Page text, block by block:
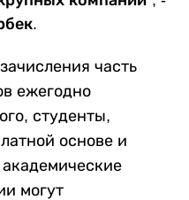
часть
ежегодно
студенты,
основе и
могут